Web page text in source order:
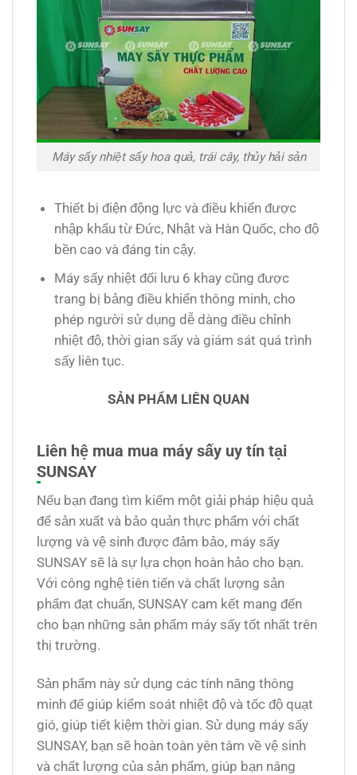
Máy sấy nhiệt sấy hoa quả, trái cây, thủy hải sản
Thiết bị điện động lực và điều khiển được
nhập khẩu từ Đức, Nhật và Hàn Quốc, cho độ
bền cao và đáng tin cậy.
Máy sấy nhiệt đối lưu 6 khay cũng được
trang bị bảng điều khiển thông minh, cho
phép người sử dụng dễ dàng điều chỉnh
nhiệt độ, thời gian sấy và giám sát quá trình
sấy liên tục.
SẢN PHẨM LIÊN QUAN
Liên hệ mua mua máy sấy uy tín tại
SUNSAY
Nếu bạn đang tìm kiếm một giải pháp hiệu quả
để sản xuất và bảo quản thực phẩm với chất
lượng và vệ sinh được đảm bảo, máy sấy
SUNSAY sẽ là sự lựa chọn hoàn hảo cho bạn.
Với công nghệ tiên tiến và chất lượng sản
phẩm đạt chuẩn, SUNSAY cam kết mang đến
cho bạn những sản phẩm máy sấy tốt nhất trên
thị trường.
Sản phẩm này sử dụng các tính năng thông
minh để giúp kiểm soát nhiệt độ và tốc độ quạt
gió, giúp tiết kiệm thời gian. Sử dụng máy sấy
SUNSAY, bạn sẽ hoàn toàn yên tâm về vệ sinh
và chất lượng của sản phẩm, giúp bạn nâng